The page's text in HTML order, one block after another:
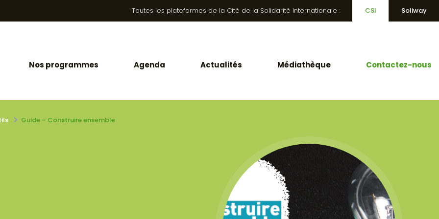
Toutes les plateformes de la Cité de la Solidarité Internationale : CSI Soliway
Nos programmes Agenda Actualités Médiathèque Contactez-nous
Guide – Construire ensemble